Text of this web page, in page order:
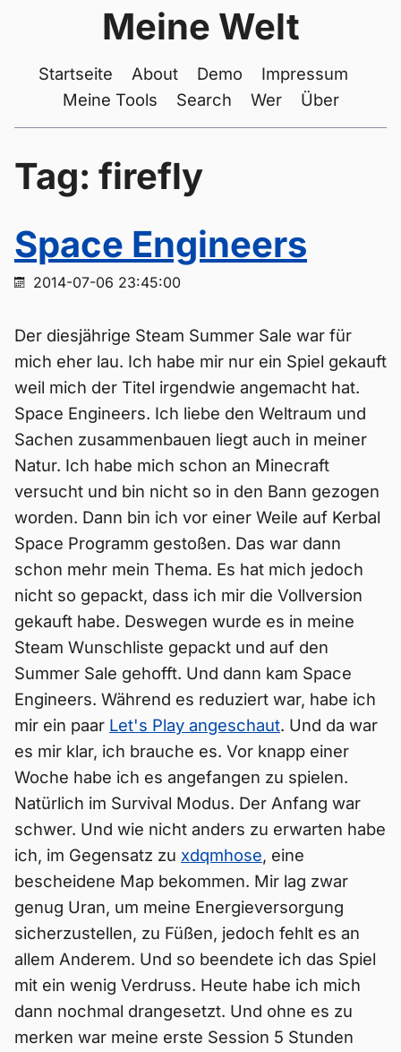
Meine Welt
Startseite About Demo
Impressum
Meine Tools
Search Wer Über
Tag: firefly
Space Engineers
2014-07-06 23:45:00
Der diesjährige Steam Summer Sale war für
mich eher lau. Ich habe mir nur ein Spiel gekauft
weil mich der Titel irgendwie angemacht hat.
Space Engineers. Ich liebe den Weltraum und
Sachen zusammenbauen liegt auch in meiner
Natur. Ich habe mich schon an Minecraft
versucht und bin nicht so in den Bann gezogen
worden. Dann bin ich vor einer Weile auf Kerbal
Space Programm gestoßen. Das war dann
schon mehr mein Thema. Es hat mich jedoch
nicht so gepackt, dass ich mir die Vollversion
gekauft habe. Deswegen wurde es in meine
Steam Wunschliste gepackt und auf den
Summer Sale gehofft. Und dann kam Space
Engineers. Während es reduziert war, habe ich
mir ein paar Let's Play angeschaut. Und da war
es mir klar, ich brauche es. Vor knapp einer
Woche habe ich es angefangen zu spielen.
Natürlich im Survival Modus. Der Anfang war
schwer. Und wie nicht anders zu erwarten habe
ich, im Gegensatz zu xdqmhose, eine
bescheidene Map bekommen. Mir lag zwar
genug Uran, um meine Energieversorgung
sicherzustellen, zu Füßen, jedoch fehlt es an
allem Anderem. Und so beendete ich das Spiel
mit ein wenig Verdruss. Heute habe ich mich
dann nochmal drangesetzt. Und ohne es zu
merken war meine erste Session 5 Stunden